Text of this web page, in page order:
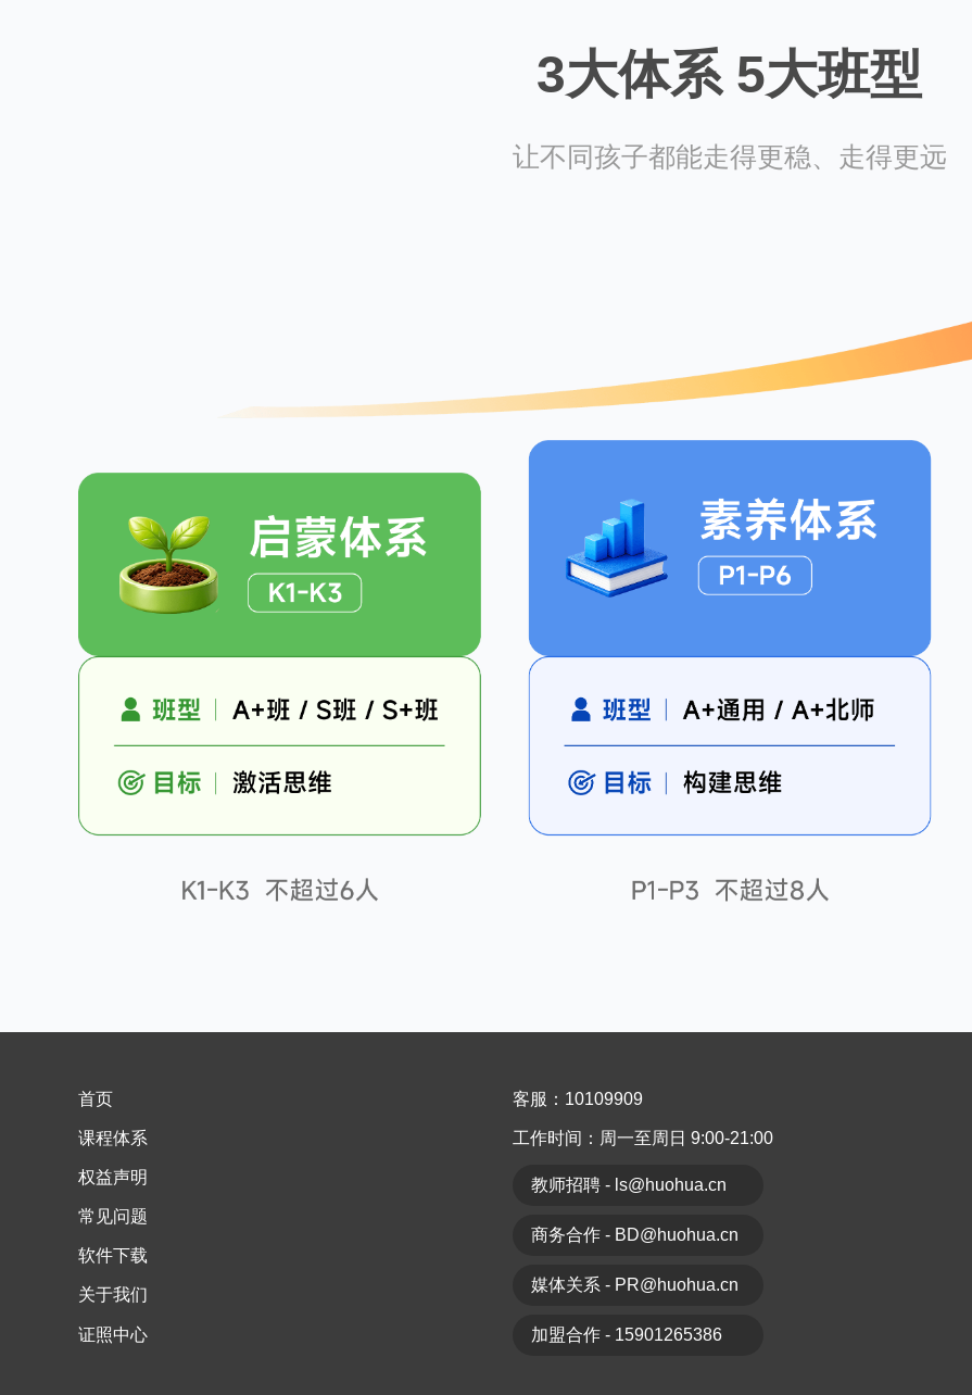
3大体系 5大班型
让不同孩子都能走得更稳、走得更远
首页
课程体系
权益声明
常见问题
软件下载
关于我们
证照中心
客服：10109909
工作时间：周一至周日 9:00-21:00
教师招聘 - ls@huohua.cn
商务合作 - BD@huohua.cn
媒体关系 - PR@huohua.cn
加盟合作 - 15901265386